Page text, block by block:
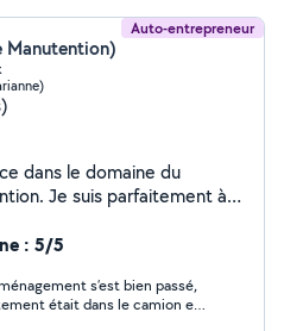
Auto-entrepreneur
Manutention)
dans le domaine du
Je suis parfaitement à
vous apporter mon aide.
pour toute informations.
: 5/5
s’est bien passé,
était dans le camion en